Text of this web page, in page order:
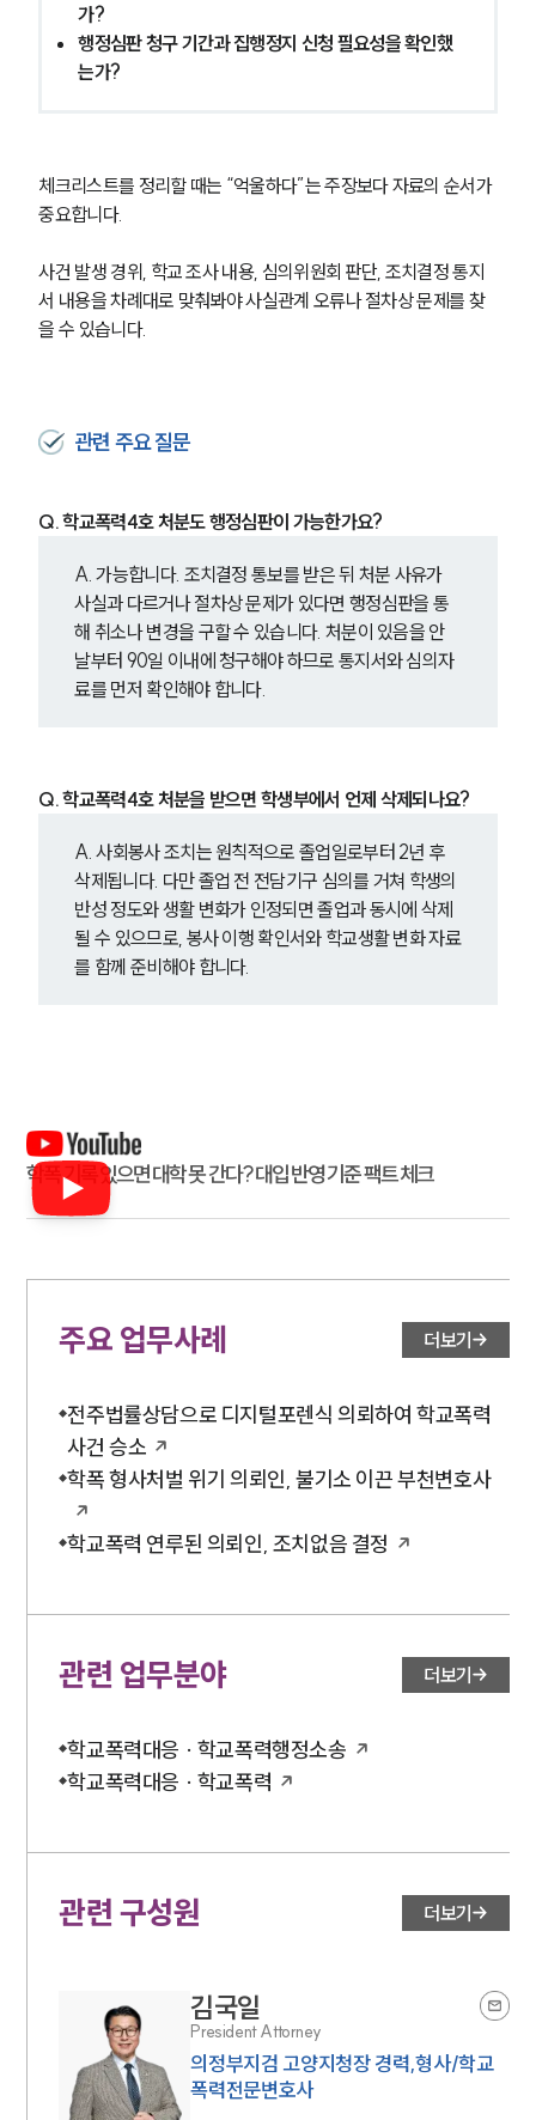
가?
행정심판 청구 기간과 집행정지 신청 필요성을 확인했
는가?
체크리스트를 정리할 때는 “억울하다”는 주장보다 자료의 순서가
중요합니다.
사건 발생 경위, 학교 조사 내용, 심의위원회 판단, 조치결정 통지
서 내용을 차례대로 맞춰봐야 사실관계 오류나 절차상 문제를 찾
을 수 있습니다.
관련 주요 질문
Q. 학교폭력4호 처분도 행정심판이 가능한가요?
A. 가능합니다. 조치결정 통보를 받은 뒤 처분 사유가
사실과 다르거나 절차상 문제가 있다면 행정심판을 통
해 취소나 변경을 구할 수 있습니다. 처분이 있음을 안
날부터 90일 이내에 청구해야 하므로 통지서와 심의자
료를 먼저 확인해야 합니다.
Q. 학교폭력4호 처분을 받으면 학생부에서 언제 삭제되나요?
A. 사회봉사 조치는 원칙적으로 졸업일로부터 2년 후
삭제됩니다. 다만 졸업 전 전담기구 심의를 거쳐 학생의
반성 정도와 생활 변화가 인정되면 졸업과 동시에 삭제
될 수 있으므로, 봉사 이행 확인서와 학교생활 변화 자료
를 함께 준비해야 합니다.
학폭 기록 있으면 대학 못 간다? 대입 반영 기준 팩트 체크
주요 업무사례 더보기
전주법률상담으로 디지털포렌식 의뢰하여 학교폭력
사건 승소
학폭 형사처벌 위기 의뢰인, 불기소 이끈 부천변호사
학교폭력 연루된 의뢰인, 조치없음 결정
관련 업무분야 더보기
학교폭력대응 · 학교폭력행정소송
학교폭력대응 · 학교폭력
관련 구성원 더보기
김국일
President Attorney
의정부지검 고양지청장 경력,형사/학교
폭력전문변호사